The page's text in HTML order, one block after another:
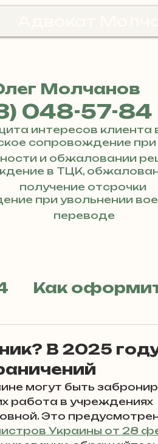
Молчанов
048-57-84
интересов клиента
сопровождение
и обжаловании
в ТЦК,
получение отсрочки
при увольнении
переводе
Как
.
В 2025
могут быть
работа в учреждениях
Это
Украины от 28